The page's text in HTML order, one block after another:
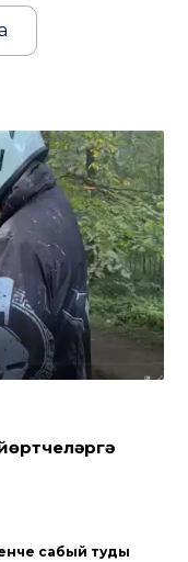
сабый туды